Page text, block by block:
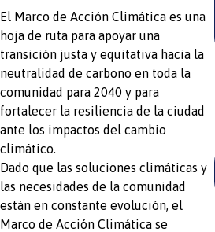
El Marco de Acción Climática es una
hoja de ruta para apoyar una
transición justa y equitativa hacia la
neutralidad de carbono en toda la
comunidad para 2040 y para
fortalecer la resiliencia de la ciudad
ante los impactos del cambio
climático.
Dado que las soluciones climáticas y
las necesidades de la comunidad
están en constante evolución, el
Marco de Acción Climática se